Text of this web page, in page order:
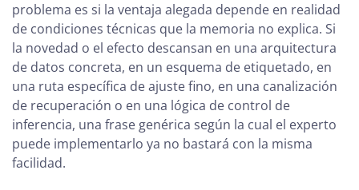
problema es si la ventaja alegada depende en realidad
de condiciones técnicas que la memoria no explica. Si
la novedad o el efecto descansan en una arquitectura
de datos concreta, en un esquema de etiquetado, en
una ruta específica de ajuste fino, en una canalización
de recuperación o en una lógica de control de
inferencia, una frase genérica según la cual el experto
puede implementarlo ya no bastará con la misma
facilidad.